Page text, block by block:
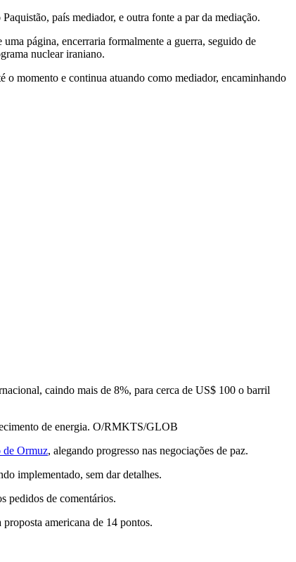
país mediador, e outra fonte a par da mediação.
página, encerraria formalmente a guerra, seguido de
nuclear iraniano.
o momento e continua atuando como mediador, encaminhando
caindo mais de 8%, para cerca de US$ 100 o barril
de energia. O/RMKTS/GLOB
de Ormuz, alegando progresso nas negociações de paz.
implementado, sem dar detalhes.
pedidos de comentários.
americana de 14 pontos.